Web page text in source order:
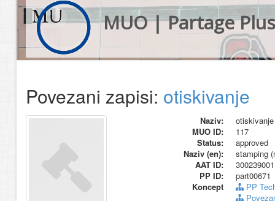
MUO | Partage Plus
Povezani zapisi: otiskivanje
Naziv:
otiskivanje
MUO ID:
117
Status:
approved
Naziv (en):
stamping
AAT ID:
300239001
PP ID:
part00671
Koncept
PP